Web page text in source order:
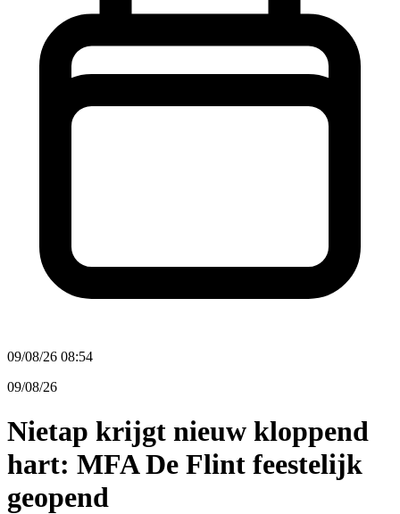
09/08/26 08:54
09/08/26
Nietap krijgt nieuw kloppend
hart: MFA De Flint feestelijk
geopend